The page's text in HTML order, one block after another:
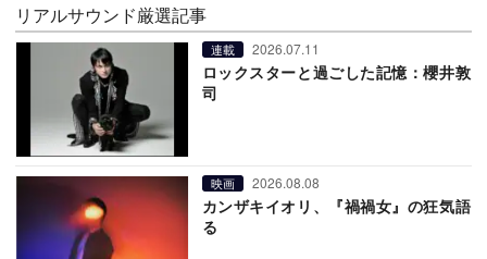
リアルサウンド厳選記事
連載 2026.07.11
ロックスターと過ごした記憶：櫻井敦
司
映画 2026.08.08
カンザキイオリ、『禍禍女』の狂気語
る